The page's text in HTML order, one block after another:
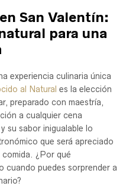
San Valentín:
para una
experiencia culinaria única
al Natural es la elección
preparado con maestría,
a cualquier cena
su sabor inigualable lo
que será apreciado
¿Por qué
cuando puedes sorprender a